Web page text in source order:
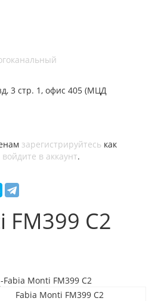
3 стр. 1, офис 405 (МЦД
зарегистрируйтесь как
войдите в аккаунт.
FM399 C2
-Fabia Monti FM399 C2
Fabia Monti FM399 C2